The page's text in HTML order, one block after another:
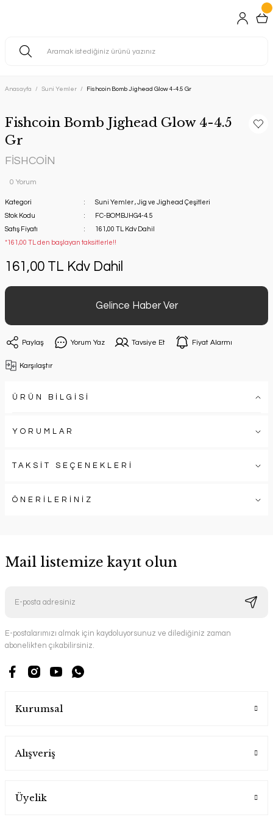
Anasayfa Suni Yemler Fishcoin Bomb Jighead Glow 4-4.5 Gr
Fishcoin Bomb Jighead Glow 4-4.5
Gr
FİSHCOİN
0 Yorum
Kategori Suni Yemler ,Jig ve Jighead Çeşitleri
Stok Kodu
FC-BOMBJHG4-4.5
Satış Fiyatı
161,00 TL Kdv Dahil
*161,00 TL den başlayan taksitlerle!!
161,00 TL Kdv Dahil
Gelince Haber Ver
Paylaş Yorum Yaz Tavsiye Et Fiyat Alarmı
Karşılaştır
ÜRÜN BİLGİSİ
YORUMLAR
TAKSİT SEÇENEKLERİ
ÖNERİLERİNİZ
Mail listemize kayıt olun
E-postalarımızı almak için kaydoluyorsunuz ve dilediğiniz zaman
abonelikten çıkabilirsiniz.
Kurumsal
Alışveriş
Üyelik